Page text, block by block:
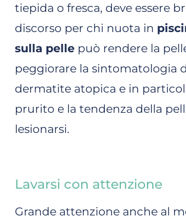
tiepida o fresca, deve essere
discorso per chi nuota in
sulla pelle può rendere la
peggiorare la sintomatologia
dermatite atopica e in
prurito e la tendenza della
lesionarsi.
Lavarsi con attenzione
Grande attenzione anche al